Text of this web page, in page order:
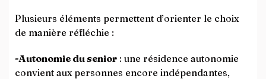
Plusieurs éléments permettent d’orienter le choix
de manière réfléchie :
-Autonomie du senior : une résidence autonomie
convient aux personnes encore indépendantes,